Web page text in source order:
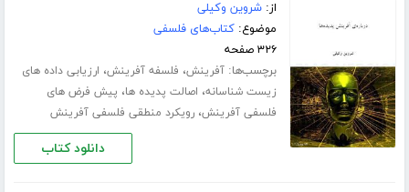
از:شروین وکیلی
موضوع:کتاب‌های فلسفی
۳۲۶ صفحه
برچسب‌ها:آفرینش، فلسفه آفرینش، ارزیابی داده های
زیست شناسانه، اصالت پدیده ها، پیش فرض های
فلسفی آفرینش،رویکرد منطقی فلسفی آفرینش
دانلود کتاب